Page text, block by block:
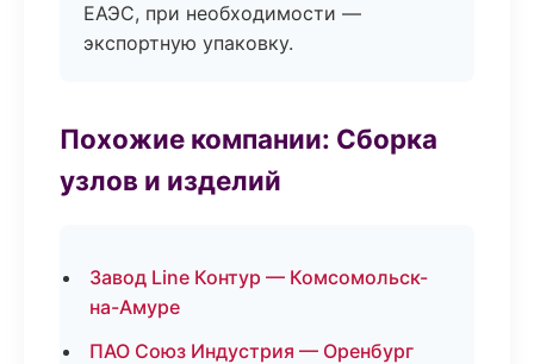
ЕАЭС, при необходимости —
экспортную упаковку.
Похожие компании: Сборка
узлов и изделий
Завод Line Контур — Комсомольск-
на-Амуре
ПАО Союз Индустрия — Оренбург